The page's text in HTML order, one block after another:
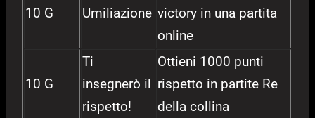
10 G Umiliazione victory in una partita
online
10 G
Ti
insegnerò il
rispetto!
Ottieni 1000 punti
rispetto in partite Re
della collina